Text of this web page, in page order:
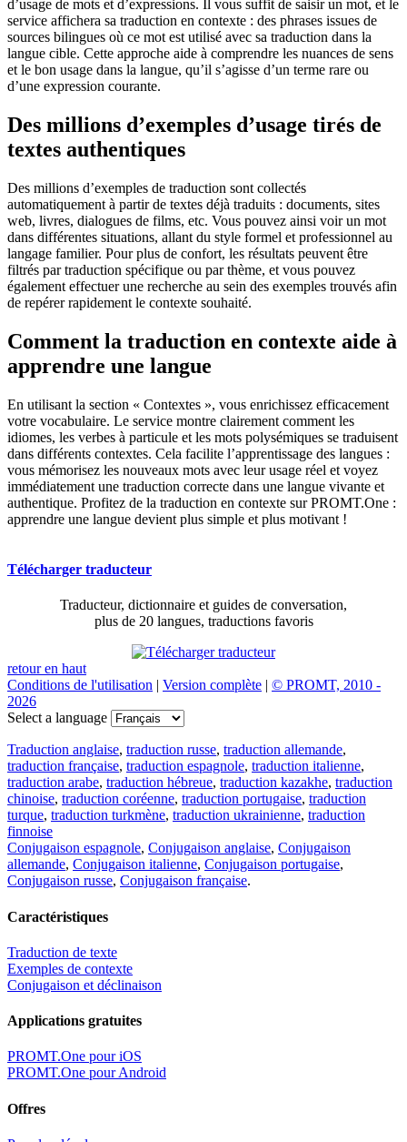
d’usage de mots et d’expressions. Il vous suffit de saisir un mot, et le
service affichera sa traduction en contexte : des phrases issues de
sources bilingues où ce mot est utilisé avec sa traduction dans la
langue cible. Cette approche aide à comprendre les nuances de sens
et le bon usage dans la langue, qu’il s’agisse d’un terme rare ou
d’une expression courante.
Des millions d’exemples d’usage tirés de
textes authentiques
Des millions d’exemples de traduction sont collectés
automatiquement à partir de textes déjà traduits : documents, sites
web, livres, dialogues de films, etc. Vous pouvez ainsi voir un mot
dans différentes situations, allant du style formel et professionnel au
langage familier. Pour plus de confort, les résultats peuvent être
filtrés par traduction spécifique ou par thème, et vous pouvez
également effectuer une recherche au sein des exemples trouvés afin
de repérer rapidement le contexte souhaité.
Comment la traduction en contexte aide à
apprendre une langue
En utilisant la section « Contextes », vous enrichissez efficacement
votre vocabulaire. Le service montre clairement comment les
idiomes, les verbes à particule et les mots polysémiques se traduisent
dans différents contextes. Cela facilite l’apprentissage des langues :
vous mémorisez les nouveaux mots avec leur usage réel et voyez
immédiatement une traduction correcte dans une langue vivante et
authentique. Profitez de la traduction en contexte sur PROMT.One :
apprendre une langue devient plus simple et plus motivant !
Télécharger traducteur
Traducteur, dictionnaire et guides de conversation,
plus de 20 langues, traductions favoris
retour en haut
Conditions de l'utilisation | Version complète | © PROMT, 2010 -
2026
Select a language
Traduction anglaise, traduction russe, traduction allemande,
traduction française, traduction espagnole, traduction italienne,
traduction arabe, traduction hébreue, traduction kazakhe, traduction
chinoise, traduction coréenne, traduction portugaise, traduction
turque, traduction turkmène, traduction ukrainienne, traduction
finnoise
Conjugaison espagnole, Conjugaison anglaise, Conjugaison
allemande, Conjugaison italienne, Conjugaison portugaise,
Conjugaison russe, Conjugaison française.
Caractéristiques
Traduction de texte
Exemples de contexte
Conjugaison et déclinaison
Applications gratuites
PROMT.One pour iOS
PROMT.One pour Android
Offres